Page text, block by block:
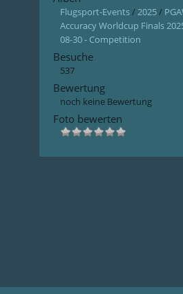
Flugsport-Events/2025/
Accuracy Worldcup Finals
08-30 - Competition
Besuche
537
Bewertung
noch keine Bewertung
Foto bewerten